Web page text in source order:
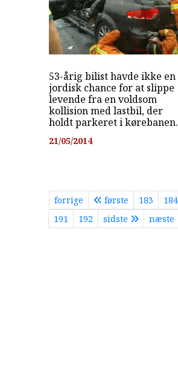
53-årig bilist havde ikke en
jordisk chance for at slippe
levende fra en voldsom
kollision med lastbil, der
holdt parkeret i kørebanen.
21/05/2014
forrige første 183 184
191
192 sidste næste